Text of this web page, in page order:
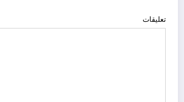
تعليقات